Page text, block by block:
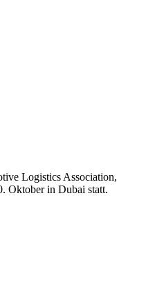
Logistics Association,
Oktober in Dubai statt.